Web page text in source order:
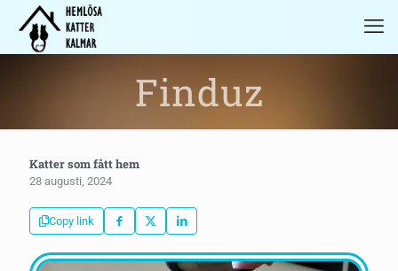
Finduz
Katter som fått hem
28 augusti, 2024
Copy link